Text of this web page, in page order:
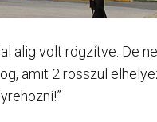
alig volt rögzítve. De
amit 2 rosszul